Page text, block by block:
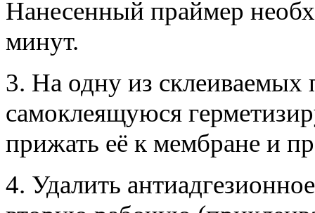
Нанесенный праймер
минут.
3. На одну из склеиваемых
самоклеящуюся
прижать её к мембране и
4. Удалить